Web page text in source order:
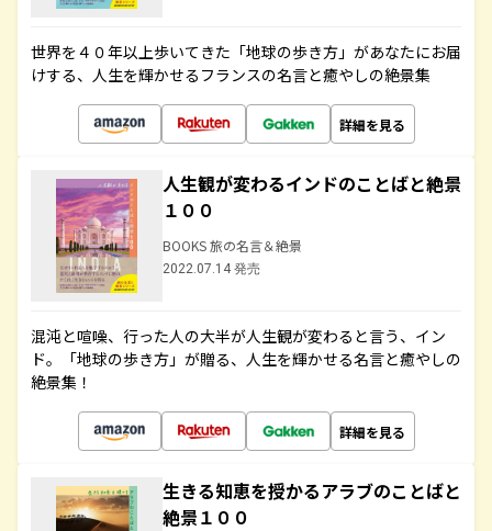
世界を４０年以上歩いてきた「地球の歩き方」があなたにお届
けする、人生を輝かせるフランスの名言と癒やしの絶景集
詳細を見る
人生観が変わるインドのことばと絶景
１００
BOOKS 旅の名言＆絶景
2022.07.14 発売
混沌と喧噪、行った人の大半が人生観が変わると言う、イン
ド。「地球の歩き方」が贈る、人生を輝かせる名言と癒やしの
絶景集！
詳細を見る
生きる知恵を授かるアラブのことばと
絶景１００